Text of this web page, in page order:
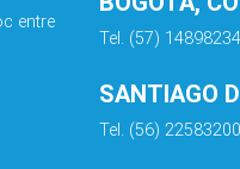
entre
Tel. (57) 14898234
SANTIAGO
Tel. (56)